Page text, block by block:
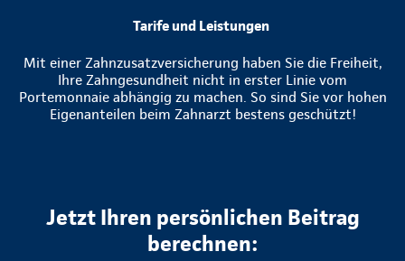
Tarife und Leistungen
Mit einer Zahnzusatzversicherung haben Sie die Freiheit,
Ihre Zahngesundheit nicht in erster Linie vom
Portemonnaie abhängig zu machen. So sind Sie vor hohen
Eigenanteilen beim Zahnarzt bestens geschützt!
Jetzt Ihren persönlichen Beitrag
berechnen: